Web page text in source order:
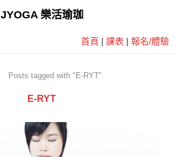
JYOGA 樂活瑜珈
首頁 | 課表 | 報名/體驗
Posts tagged with "E-RYT"
E-RYT